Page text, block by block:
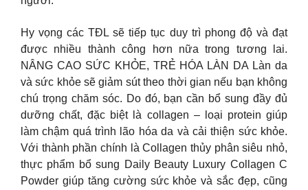
Hy vọng các TĐL sẽ tiếp tục duy trì phong độ và đạt
được nhiều thành công hơn nữa trong tương lai.
NÂNG CAO SỨC KHỎE, TRẺ HÓA LÀN DA Làn da
và sức khỏe sẽ giảm sút theo thời gian nếu bạn không
chú trọng chăm sóc. Do đó, bạn cần bổ sung đầy đủ
dưỡng chất, đặc biệt là collagen – loại protein giúp
làm chậm quá trình lão hóa da và cải thiện sức khỏe.
Với thành phần chính là Collagen thủy phân siêu nhỏ,
thực phẩm bổ sung Daily Beauty Luxury Collagen C
Powder giúp tăng cường sức khỏe và sắc đẹp, cũng